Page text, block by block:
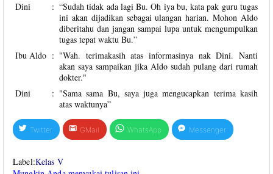
Dini
: “Sudah tidak ada lagi Bu. Oh iya bu, kata pak guru tugas
ini akan dijadikan sebagai ulangan harian. Mohon Aldo
diberitahu dan jangan sampai lupa untuk mengumpulkan
tugas tepat waktu Bu.”
Ibu Aldo : "Wah. terimakasih atas informasinya nak Dini. Nanti
akan saya sampaikan jika Aldo sudah pulang dari rumah
dokter."
Dini
: "Sama sama Bu, saya juga mengucapkan terima kasih
atas waktunya”
Twitter GMail WhatsApp Messenger
Label:Kelas V